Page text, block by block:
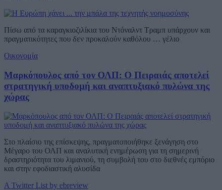
Πίσω από τα καραγκιοζιλίκια του Ντόναλντ Τραμπ υπάρχουν και
πραγματικότητες που δεν προκαλούν καθόλου … γέλιο
Οικονομία
Μαρκόπουλος από τον ΟΛΠ: Ο Πειραιάς αποτελεί
στρατηγική υποδομή και αναπτυξιακό πυλώνα της
χώρας
Στο πλαίσιο της επίσκεψης, πραγματοποιήθηκε ξενάγηση στο
Μέγαρο του ΟΛΠ και αναλυτική ενημέρωση για τη σημερινή
δραστηριότητα του λιμανιού, τη συμβολή του στο διεθνές εμπόριο
και στην εφοδιαστική αλυσίδα
A Twitter List by ebreview